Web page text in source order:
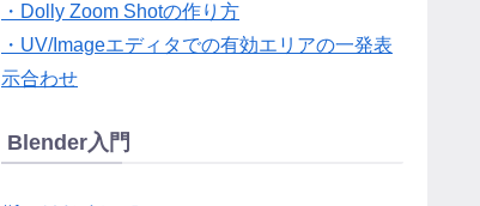
・Dolly Zoom Shotの作り方
・UV/Imageエディタでの有効エリアの一発表
示合わせ
Blender入門